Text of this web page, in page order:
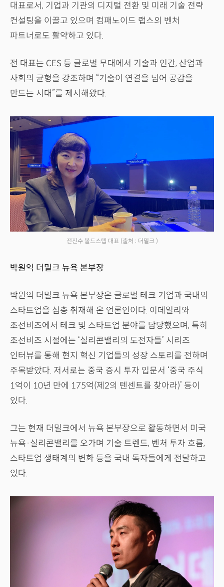
대표로서, 기업과 기관의 디지털 전환 및 미래 기술 전략
컨설팅을 이끌고 있으며 컴패노이드 랩스의 벤처
파트너로도 활약하고 있다.
전 대표는 CES 등 글로벌 무대에서 기술과 인간, 산업과
사회의 균형을 강조하며 “기술이 연결을 넘어 공감을
만드는 시대”를 제시해왔다.
전진수 볼드스텝 대표 (출처 : 더밀크 )
박원익 더밀크 뉴욕 본부장
박원익 더밀크 뉴욕 본부장은 글로벌 테크 기업과 국내외
스타트업을 심층 취재해 온 언론인이다. 이데일리와
조선비즈에서 테크 및 스타트업 분야를 담당했으며, 특히
조선비즈 시절에는 ‘실리콘밸리의 도전자들’ 시리즈
인터뷰를 통해 현지 혁신 기업들의 성장 스토리를 전하며
주목받았다. 저서로는 중국 증시 투자 입문서 ‘중국 주식
1억이 10년 만에 175억(제2의 텐센트를 찾아라)’ 등이
있다.
그는 현재 더밀크에서 뉴욕 본부장으로 활동하면서 미국
뉴욕·실리콘밸리를 오가며 기술 트렌드, 벤처 투자 흐름,
스타트업 생태계의 변화 등을 국내 독자들에게 전달하고
있다.